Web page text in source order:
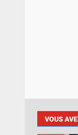
VOUS